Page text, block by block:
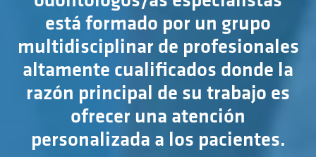
está formado por un grupo
multidisciplinar de profesionales
altamente cualificados donde la
razón principal de su trabajo es
ofrecer una atención
personalizada a los pacientes.